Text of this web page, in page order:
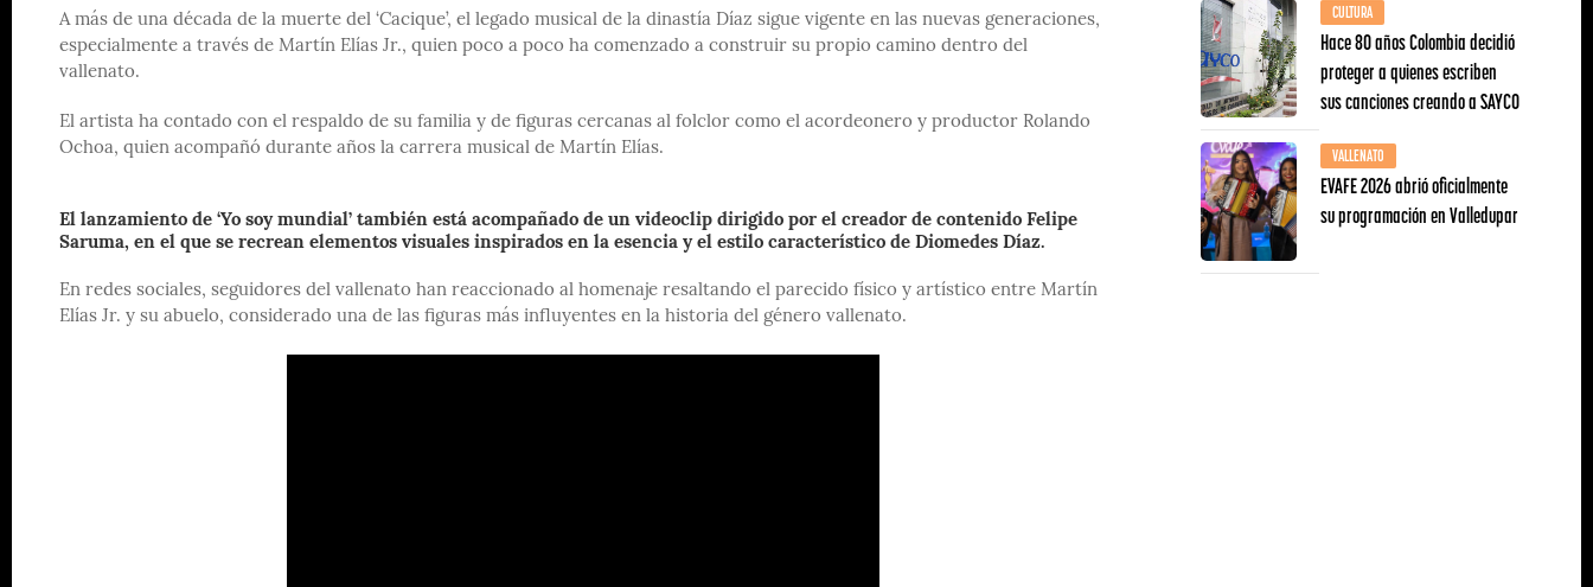
A más de una década de la muerte del ‘Cacique’, el legado musical de la dinastía Díaz sigue vigente en las nuevas generaciones,
especialmente a través de Martín Elías Jr., quien poco a poco ha comenzado a construir su propio camino dentro del
vallenato.
El artista ha contado con el respaldo de su familia y de figuras cercanas al folclor como el acordeonero y productor Rolando
Ochoa, quien acompañó durante años la carrera musical de Martín Elías.
El lanzamiento de ‘Yo soy mundial’ también está acompañado de un videoclip dirigido por el creador de contenido Felipe
Saruma, en el que se recrean elementos visuales inspirados en la esencia y el estilo característico de Diomedes Díaz.
En redes sociales, seguidores del vallenato han reaccionado al homenaje resaltando el parecido físico y artístico entre Martín
Elías Jr. y su abuelo, considerado una de las figuras más influyentes en la historia del género vallenato.
CULTURA
Hace 80 años Colombia decidió
proteger a quienes escriben
sus canciones creando a SAYCO
VALLENATO
EVAFE 2026 abrió oficialmente
su programación en Valledupar